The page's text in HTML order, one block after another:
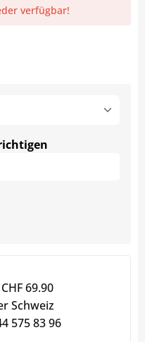
verfügbar!
69.90
Schweiz
575 83 96